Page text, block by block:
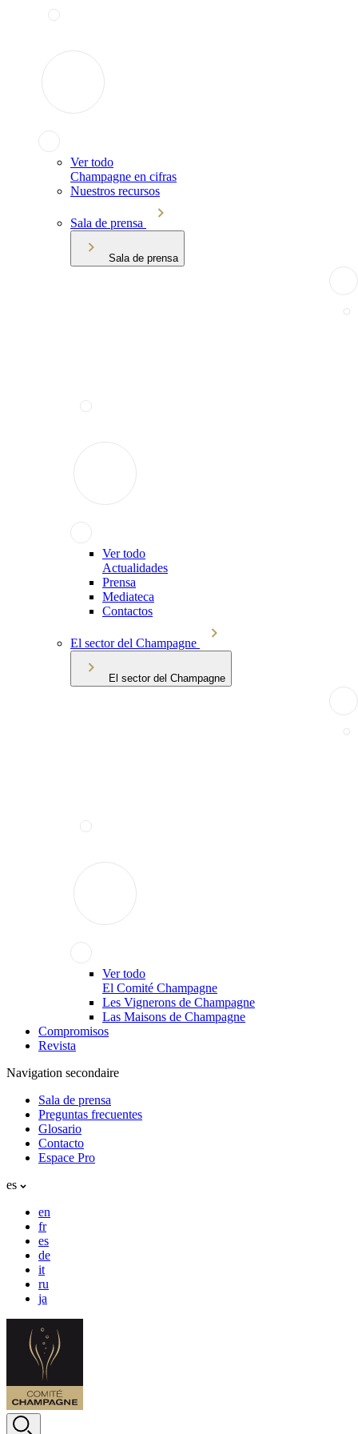
Ver todo
Champagne en cifras
Nuestros recursos
Sala de prensa
Sala de prensa
Ver todo
Actualidades
Prensa
Mediateca
Contactos
El sector del Champagne
El sector del Champagne
Ver todo
El Comité Champagne
Les Vignerons de Champagne
Las Maisons de Champagne
Compromisos
Revista
Navigation secondaire
Sala de prensa
Preguntas frecuentes
Glosario
Contacto
Espace Pro
es
en
fr
es
de
it
ru
ja